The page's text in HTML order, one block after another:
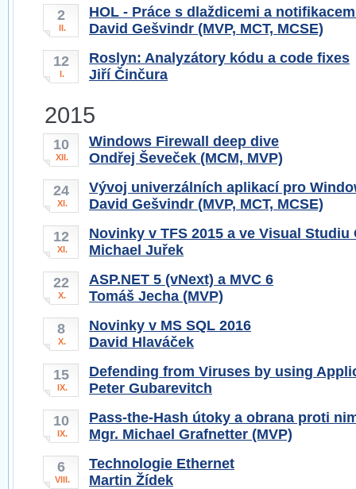
2
II.
HOL - Práce s dlaždicemi a
David Gešvindr (MVP, MCT, MCSE)
12
I.
Roslyn: Analyzátory kódu a code fixes
Jiří Činčura
2015
10
XII.
Windows Firewall deep dive
Ondřej Ševeček (MCM, MVP)
24
XI.
Vývoj univerzálních aplikací pro
David Gešvindr (MVP, MCT, MCSE)
12
XI.
Novinky v TFS 2015 a ve Visual Studiu
Michael Juřek
22
X.
ASP.NET 5 (vNext) a MVC 6
Tomáš Jecha (MVP)
8
X.
Novinky v MS SQL 2016
David Hlaváček
15
IX.
Defending from Viruses by using
Peter Gubarevitch
10
IX.
Pass-the-Hash útoky a obrana proti
Mgr. Michael Grafnetter (MVP)
6
VIII.
Technologie Ethernet
Martin Žídek